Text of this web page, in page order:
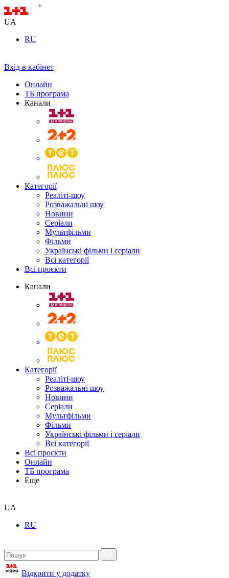
UA
RU
Вхід в кабінет
Онлайн
ТБ програма
Канали
Категорії
Реаліті-шоу
Розважальні шоу
Новини
Серіали
Мультфільми
Фільми
Українські фільми і серіали
Всі категорії
Всі проєкти
Канали
Категорії
Реаліті-шоу
Розважальні шоу
Новини
Серіали
Мультфільми
Фільми
Українські фільми і серіали
Всі категорії
Всі проєкти
Онлайн
ТБ програма
Еще
UA
RU
Відкрити у додатку